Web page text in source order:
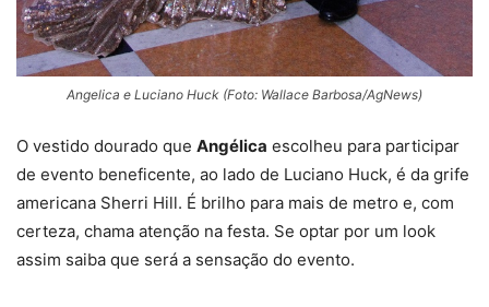
Angelica e Luciano Huck (Foto: Wallace Barbosa/AgNews)
O vestido dourado que Angélica escolheu para participar
de evento beneficente, ao lado de Luciano Huck, é da grife
americana Sherri Hill. É brilho para mais de metro e, com
certeza, chama atenção na festa. Se optar por um look
assim saiba que será a sensação do evento.